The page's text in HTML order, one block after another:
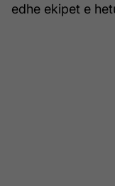
edhe ekipet e